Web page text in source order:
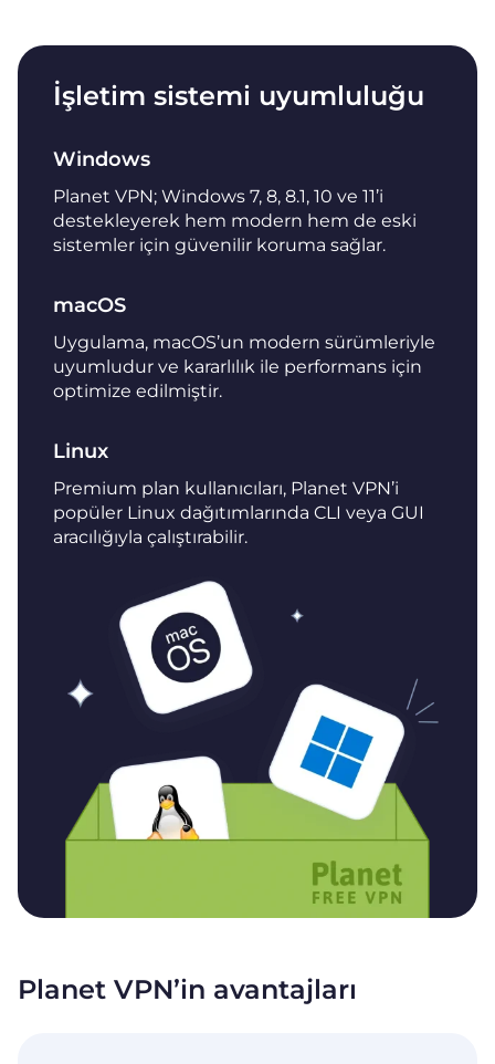
İşletim sistemi uyumluluğu
Windows
Planet VPN; Windows 7, 8, 8.1, 10 ve 11’i
destekleyerek hem modern hem de eski
sistemler için güvenilir koruma sağlar.
macOS
Uygulama, macOS’un modern sürümleriyle
uyumludur ve kararlılık ile performans için
optimize edilmiştir.
Linux
Premium plan kullanıcıları, Planet VPN’i
popüler Linux dağıtımlarında CLI veya GUI
aracılığıyla çalıştırabilir.
Planet VPN’in avantajları